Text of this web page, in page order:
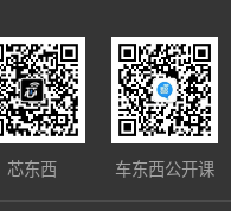
芯东西 车东西公开课